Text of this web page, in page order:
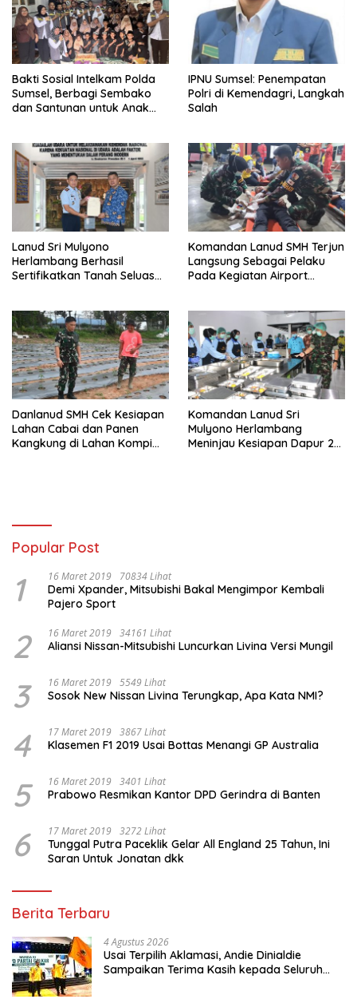
Bakti Sosial Intelkam Polda
Sumsel, Berbagi Sembako
dan Santunan untuk Anak
IPNU Sumsel: Penempatan
Polri di Kemendagri, Langkah
Salah
Lanud Sri Mulyono
Herlambang Berhasil
Sertifikatkan Tanah Seluas
Komandan Lanud SMH Terjun
Langsung Sebagai Pelaku
Pada Kegiatan Airport
Serta Emergency Response
Plan
Danlanud SMH Cek Kesiapan
Lahan Cabai dan Panen
Kangkung di Lahan Kompi
Komandan Lanud Sri
Mulyono Herlambang
Meninjau Kesiapan Dapur 2
Popular Post
1 16 Maret 2019 70834 Lihat
Demi Xpander, Mitsubishi Bakal Mengimpor Kembali
Pajero Sport
2 16 Maret 2019 34161 Lihat
Aliansi Nissan-Mitsubishi Luncurkan Livina Versi Mungil
3 16 Maret 2019 5549 Lihat
Sosok New Nissan Livina Terungkap, Apa Kata NMI?
4 17 Maret 2019 3867 Lihat
Klasemen F1 2019 Usai Bottas Menangi GP Australia
5 16 Maret 2019 3401 Lihat
Prabowo Resmikan Kantor DPD Gerindra di Banten
6 17 Maret 2019 3272 Lihat
Tunggal Putra Paceklik Gelar All England 25 Tahun, Ini
Saran Untuk Jonatan dkk
Berita Terbaru
4 Agustus 2026
Usai Terpilih Aklamasi, Andie Dinialdie
Sampaikan Terima Kasih kepada Seluruh